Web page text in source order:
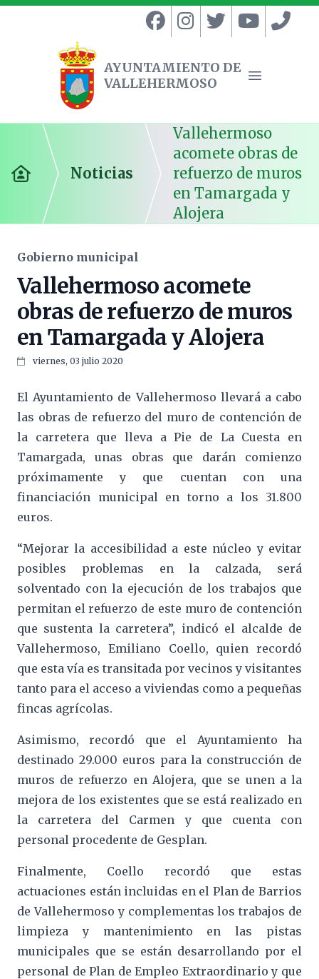
Ayuntamiento de Vallehermoso
AYUNTAMIENTO DE
VALLEHERMOSO
Abrir
Inicio Noticias
Vallehermoso
acomete obras de
refuerzo de muros
en Tamargada y
Alojera
Gobierno municipal
Vallehermoso acomete
obras de refuerzo de muros
en Tamargada y Alojera
viernes, 03 julio 2020
El Ayuntamiento de Vallehermoso llevará a cabo
las obras de refuerzo del muro de contención de
la carretera que lleva a Pie de La Cuesta en
Tamargada, unas obras que darán comienzo
próximamente y que cuentan con una
financiación municipal en torno a los 31.800
euros.
“Mejorar la accesibilidad a este núcleo y evitar
posibles problemas en la calzada, será
solventado con la ejecución de los trabajos que
permitan el refuerzo de este muro de contención
que sustenta la carretera”, indicó el alcalde de
Vallehermoso, Emiliano Coello, quien recordó
que esta vía es transitada por vecinos y visitantes
tanto para el acceso a viviendas como a pequeñas
fincas agrícolas.
Asimismo, recordó que el Ayuntamiento ha
destinado 29.000 euros para la construcción de
muros de refuerzo en Alojera, que se unen a la
mejora de los existentes que se está realizado en
la carretera del Carmen y que cuenta con
personal procedente de Gesplan.
Finalmente, Coello recordó que estas
actuaciones están incluidas en el Plan de Barrios
de Vallehermoso y complementas los trabajos de
limpieza y mantenimiento en las pistas
municipales que se están desarrollando por el
personal de Plan de Empleo Extraordinario y que